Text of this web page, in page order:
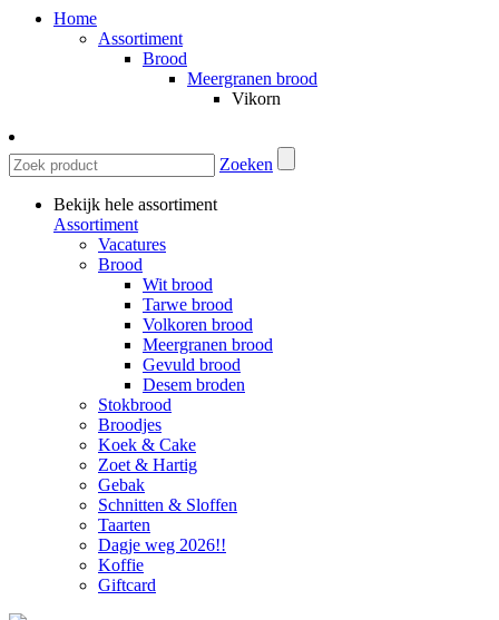
Home
Assortiment
Brood
Meergranen brood
Vikorn
Zoeken
Bekijk hele assortiment
Assortiment
Vacatures
Brood
Wit brood
Tarwe brood
Volkoren brood
Meergranen brood
Gevuld brood
Desem broden
Stokbrood
Broodjes
Koek & Cake
Zoet & Hartig
Gebak
Schnitten & Sloffen
Taarten
Dagje weg 2026!!
Koffie
Giftcard